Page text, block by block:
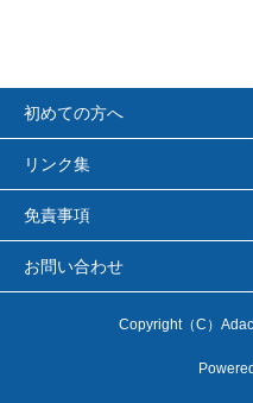
初めての方へ
リンク集
免責事項
お問い合わせ
Copyright（C）